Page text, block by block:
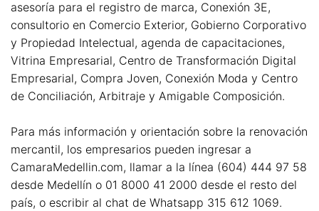
asesoría para el registro de marca, Conexión 3E,
consultorio en Comercio Exterior, Gobierno Corporativo
y Propiedad Intelectual, agenda de capacitaciones,
Vitrina Empresarial, Centro de Transformación Digital
Empresarial, Compra Joven, Conexión Moda y Centro
de Conciliación, Arbitraje y Amigable Composición.
Para más información y orientación sobre la renovación
mercantil, los empresarios pueden ingresar a
CamaraMedellin.com, llamar a la línea (604) 444 97 58
desde Medellín o 01 8000 41 2000 desde el resto del
país, o escribir al chat de Whatsapp 315 612 1069.